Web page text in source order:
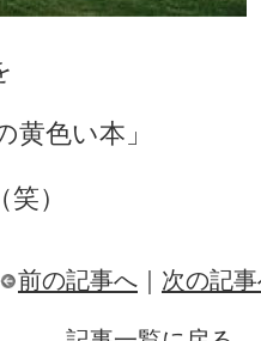
黄色い本」
）
前の記事へ 次の記